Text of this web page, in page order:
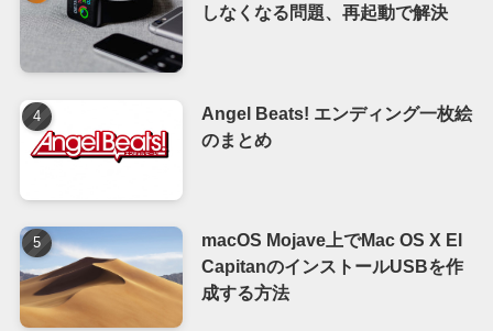
しなくなる問題、再起動で解決
Angel Beats! エンディング一枚絵
のまとめ
macOS Mojave上でMac OS X El
CapitanのインストールUSBを作
成する方法